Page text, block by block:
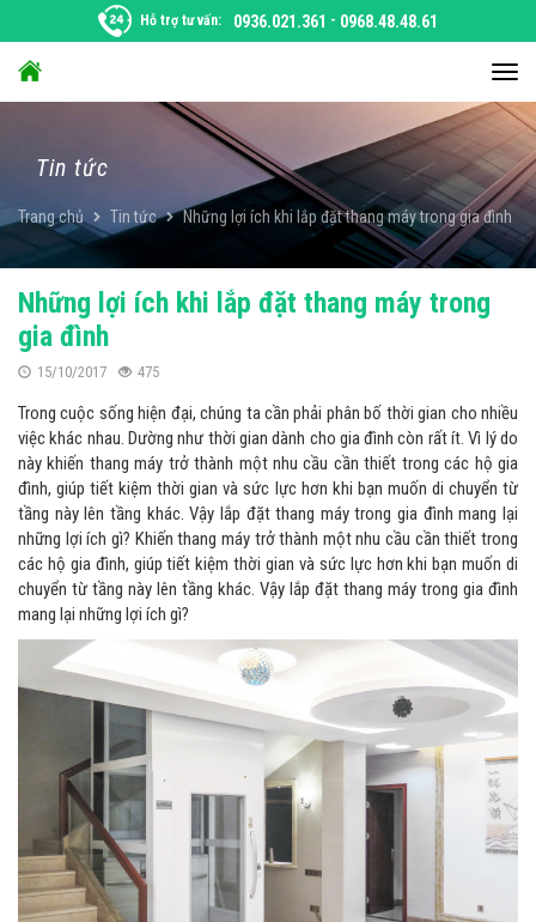
dung
Hỗ trợ tư vấn: 0936.021.361 - 0968.48.48.61
đổi
điều
Tin tức
Trang chủ Tin tức Những lợi ích khi lắp đặt thang máy trong gia đình
Những lợi ích khi lắp đặt thang máy trong
gia đình
15/10/2017 475
Trong cuộc sống hiện đại, chúng ta cần phải phân bố thời gian cho nhiều
việc khác nhau. Dường như thời gian dành cho gia đình còn rất ít. Vì lý do
này khiến thang máy trở thành một nhu cầu cần thiết trong các hộ gia
đình, giúp tiết kiệm thời gian và sức lực hơn khi bạn muốn di chuyển từ
tầng này lên tầng khác. Vậy lắp đặt thang máy trong gia đình mang lại
những lợi ích gì? Khiến thang máy trở thành một nhu cầu cần thiết trong
các hộ gia đình, giúp tiết kiệm thời gian và sức lực hơn khi bạn muốn di
chuyển từ tầng này lên tầng khác. Vậy lắp đặt thang máy trong gia đình
mang lại những lợi ích gì?